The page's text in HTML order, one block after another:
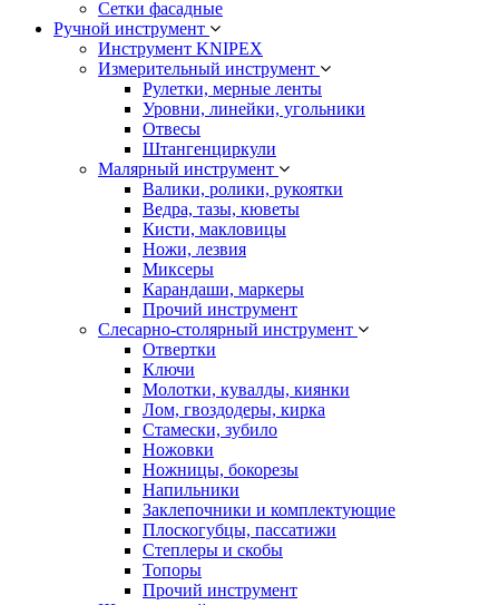
Сетки фасадные
Ручной инструмент
Инструмент KNIPEX
Измерительный инструмент
Рулетки, мерные ленты
Уровни, линейки, угольники
Отвесы
Штангенциркули
Малярный инструмент
Валики, ролики, рукоятки
Ведра, тазы, кюветы
Кисти, макловицы
Ножи, лезвия
Миксеры
Карандаши, маркеры
Прочий инструмент
Слесарно-столярный инструмент
Отвертки
Ключи
Молотки, кувалды, киянки
Лом, гвоздодеры, кирка
Стамески, зубило
Ножовки
Ножницы, бокорезы
Напильники
Заклепочники и комплектующие
Плоскогубцы, пассатижи
Степлеры и скобы
Топоры
Прочий инструмент